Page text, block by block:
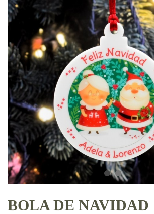
BOLA DE NAVIDAD